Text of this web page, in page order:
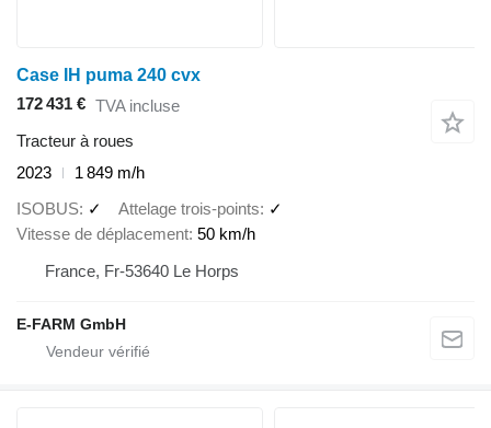
Case IH puma 240 cvx
172 431 € TVA incluse
Tracteur à roues
2023
1 849 m/h
ISOBUS ✓ Attelage trois-points
✓
Vitesse de déplacement 50 km/h
France, Fr-53640 Le Horps
E-FARM GmbH